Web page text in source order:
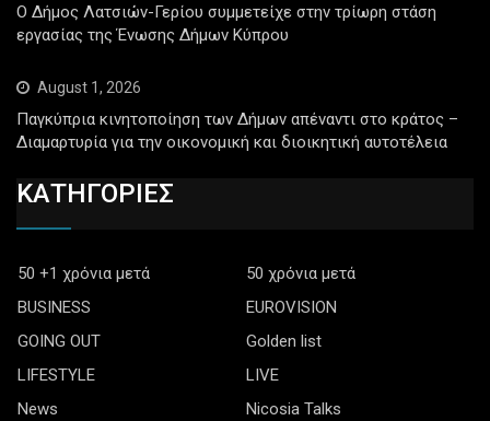
Ο Δήμος Λατσιών-Γερίου συμμετείχε στην τρίωρη στάση
εργασίας της Ένωσης Δήμων Κύπρου
August 1, 2026
Παγκύπρια κινητοποίηση των Δήμων απέναντι στο κράτος –
Διαμαρτυρία για την οικονομική και διοικητική αυτοτέλεια
ΚΑΤΗΓΟΡΙΕΣ
50 +1 χρόνια μετά
50 χρόνια μετά
BUSINESS
EUROVISION
GOING OUT
Golden list
LIFESTYLE
LIVE
News
Nicosia Talks